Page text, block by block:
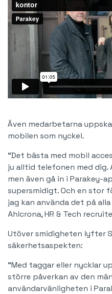
Även medarbetarna
mobilen som nyckel.
“Det bästa med mobil
ju alltid telefonen med dig.
men även gå in i Parakey-
supersmidigt. Och en stor
jag kan använda det på
Ahlcrona, HR & Tech
Utöver smidigheten lyfter
säkerhetsaspekten:
“Med taggar eller nycklar
större påverkan av den
användarvänligheten i